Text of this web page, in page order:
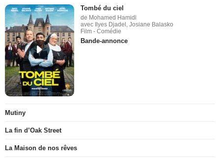
Tombé du ciel
de Mohamed Hamidi
avec Ilyes Djadel, Josiane Balasko
Film - Comédie
Bande-annonce
Mutiny
La fin d’Oak Street
La Maison de nos rêves